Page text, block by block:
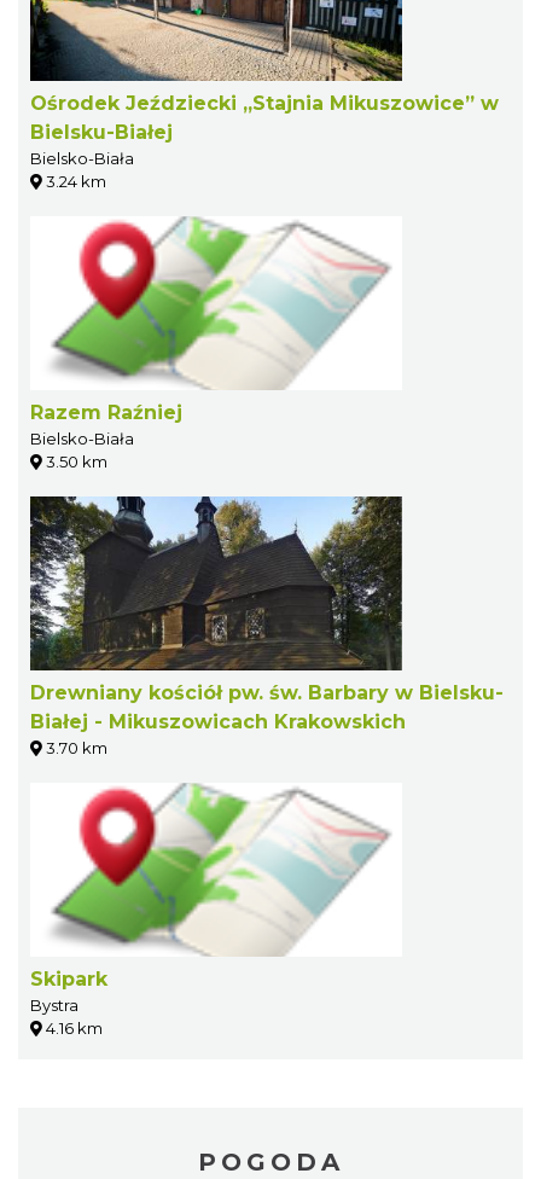
Ośrodek Jeździecki „Stajnia Mikuszowice” w
Bielsku-Białej
Bielsko-Biała
3.24 km
Razem Raźniej
Bielsko-Biała
3.50 km
Drewniany kościół pw. św. Barbary w Bielsku-
Białej - Mikuszowicach Krakowskich
3.70 km
Skipark
Bystra
4.16 km
POGODA